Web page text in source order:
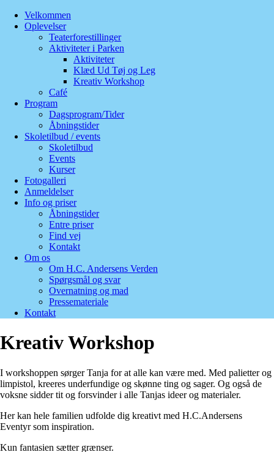
Velkommen
Oplevelser
Teaterforestillinger
Aktiviteter i Parken
Aktiviteter
Klæd Ud Tøj og Leg
Kreativ Workshop
Café
Program
Dagsprogram/Tider
Åbningstider
Skoletilbud / events
Skoletilbud
Events
Kurser
Fotogalleri
Anmeldelser
Info og priser
Åbningstider
Entre priser
Find vej
Kontakt
Om os
Om H.C. Andersens Verden
Spørgsmål og svar
Overnatning og mad
Pressemateriale
Kontakt
Kreativ Workshop
I workshoppen sørger Tanja for at alle kan være med. Med palietter og
limpistol, kreeres underfundige og skønne ting og sager. Og også de
voksne sidder tit og forsvinder i alle Tanjas ideer og materialer.
Her kan hele familien udfolde dig kreativt med H.C.Andersens
Eventyr som inspiration.
Kun fantasien sætter grænser.